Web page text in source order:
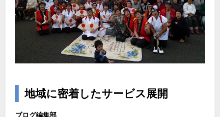
地域に密着したサービス展開
ブログ編集部